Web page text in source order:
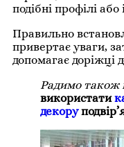
подібні профілі або
Правильно
привертає уваги,
допомагає доріжці
Радимо також
використати
декору